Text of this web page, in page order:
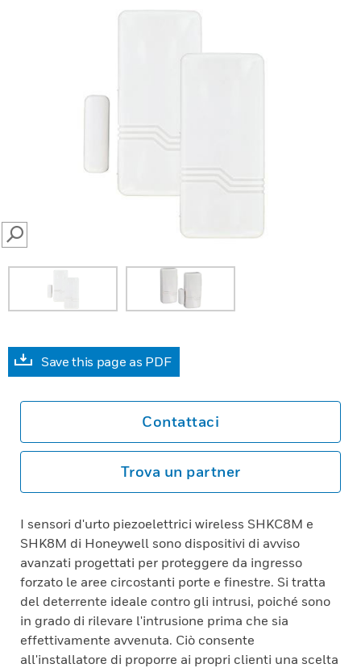
SEARCH
Save this page as PDF
Contattaci
Trova un partner
I sensori d'urto piezoelettrici wireless SHKC8M e
SHK8M di Honeywell sono dispositivi di avviso
avanzati progettati per proteggere da ingresso
forzato le aree circostanti porte e finestre. Si tratta
del deterrente ideale contro gli intrusi, poiché sono
in grado di rilevare l'intrusione prima che sia
effettivamente avvenuta. Ciò consente
all'installatore di proporre ai propri clienti una scelta